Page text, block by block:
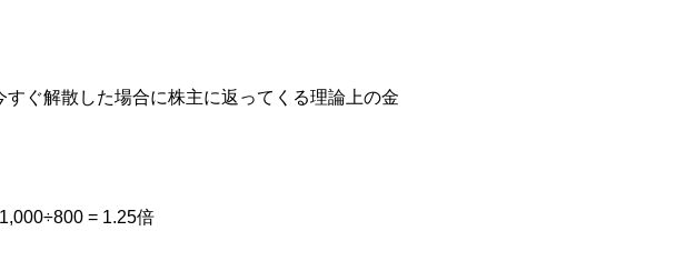
ぐ解散した場合に株主に返ってくる理論上の金
= 1.25倍